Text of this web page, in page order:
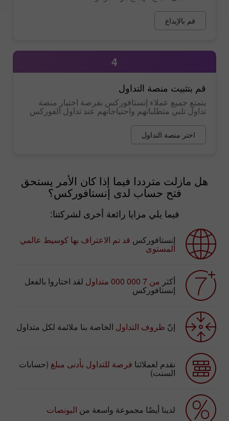
قم بالإيداع
4
قم بتثبيت منصة التداول
يتمتع جميع عملاء إنستافوركس بفرصة اختيار منصة
تداول تلبي متطلباتهم واحتياجاتهم عند تداول الفوركس
اختر منصة التداول
هل مازلت مترددا فيما إذا كان الأمر يستحق
فتح حساب لدى إنستافوركس؟
فيما يلي مزايا رائعة أخرى لشركتنا:
إنستافوركس قد تم الاعتراف بها كوسيط عالمي
المستوى
أكثر من 7 000 000 متداول لقد اختاروا بالفعل
إنستافوركس
إنّ ظروف التداول الخاصة بنا ملائمة لكل متداول
نقدم لعملائنا فرصة للتداول بأدنى مبلغ (حسابات
السنت)
لدينا أيضًا مجموعة واسعة من البونصات